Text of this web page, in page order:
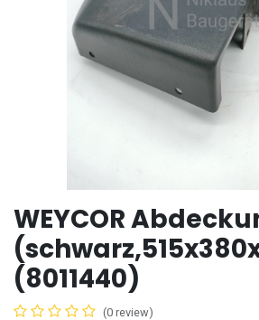
WEYCOR
(8011440)
(0 review)